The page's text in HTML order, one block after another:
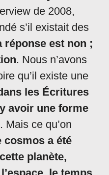
de 2008,
s’il existait des
réponse est non ;
. Nous n’avons
qu’il existe une
les Écritures
avoir une forme
. Mais ce qu’on
cosmos a été
planète,